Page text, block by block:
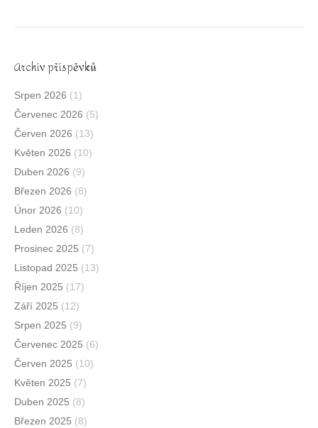
Archív příspěvků
Srpen 2026 (1)
Červenec 2026 (5)
Červen 2026 (13)
Květen 2026 (10)
Duben 2026 (9)
Březen 2026 (8)
Únor 2026 (10)
Leden 2026 (8)
Prosinec 2025 (7)
Listopad 2025 (13)
Říjen 2025 (17)
Září 2025 (12)
Srpen 2025 (9)
Červenec 2025 (6)
Červen 2025 (10)
Květen 2025 (7)
Duben 2025 (8)
Březen 2025 (8)